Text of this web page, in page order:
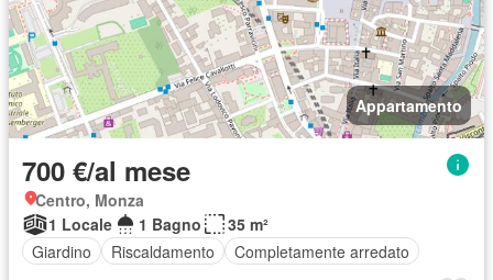
Appartamento
700 €/al mese
Centro, Monza
1 Locale
1 Bagno
35 m²
Giardino
Riscaldamento Completamente arredato